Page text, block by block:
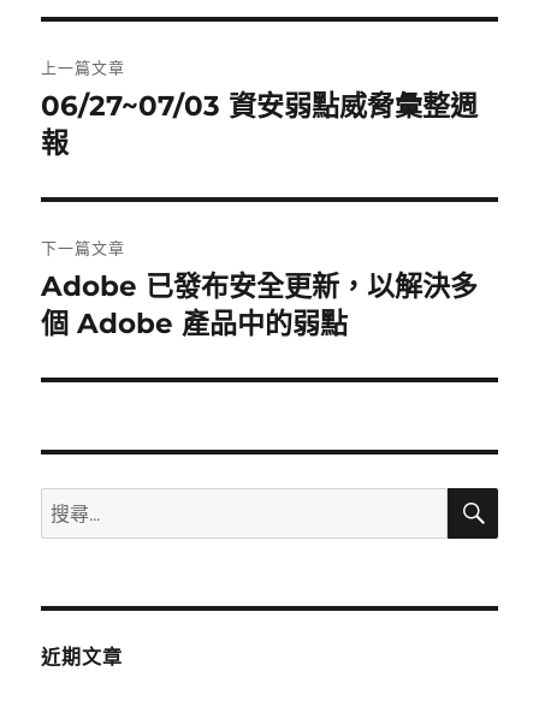
章
導
覽
上一篇文章
上
一
文
章:
06/27~07/03 資安弱點威脅彙整週
報
下一篇文章
下
一
文
Adobe 已發布安全更新，以解決多
個 Adobe 產品中的弱點
搜
尋
鍵
搜
近期文章